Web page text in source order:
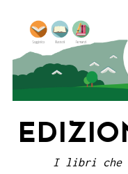
content
I libri che